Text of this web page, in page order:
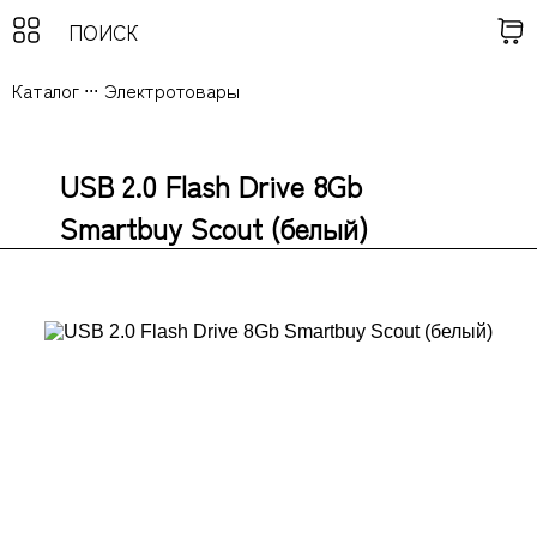
Каталог ... Электротовары
USB 2.0 Flash Drive 8Gb
Smartbuy Scout (белый)